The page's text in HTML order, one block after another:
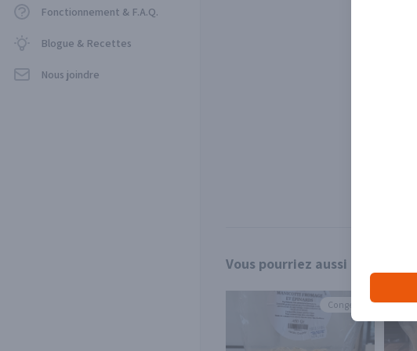
Fonctionnement & F.A.Q.
Blogue & Recettes
Nous joindre
Vous pourriez aussi aimer
Congelé